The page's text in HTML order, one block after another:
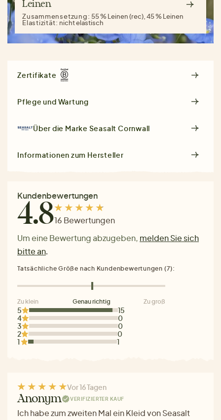
Leinen
Zusammensetzung: 55 % Leinen (rec), 45 % Leinen
Elastizität: nicht elastisch
Zertifikate
Pflege und Wartung
Über die Marke Seasalt Cornwall
Informationen zum Hersteller
Kundenbewertungen
4.816 Bewertungen
Um eine Bewertung abzugeben, melden Sie sich
bitte an.
5
15
4
0
3
0
2
0
1
1
Tatsächliche Größe nach Kundenbewertungen (7):
Zu klein Genau richtig Zu groß
Vor 16 Tagen
Anonym VERIFIZIERTER KAUF
Ich habe zum zweiten Mal ein Kleid von Seasalt